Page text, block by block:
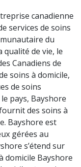
canadienne
services de soins
du
qualité de vie, le
Canadiens de
soins à domicile,
de soins
pays, Bayshore
des soins à
Bayshore est
gérées au
s’étend sur
domicile Bayshore